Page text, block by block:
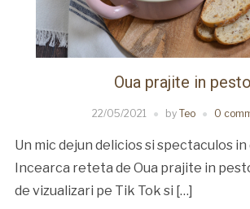
Oua prajite in pesto
22/05/2021 by Teo 0
Un mic dejun delicios si spectaculos
Incearca reteta de Oua prajite in
de vizualizari pe Tik Tok si […]